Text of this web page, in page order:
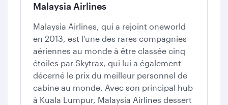
Malaysia Airlines
Malaysia Airlines, qui a rejoint oneworld
en 2013, est l'une des rares compagnies
aériennes au monde à être classée cinq
étoiles par Skytrax, qui lui a également
décerné le prix du meilleur personnel de
cabine au monde. Avec son principal hub
à Kuala Lumpur, Malaysia Airlines dessert